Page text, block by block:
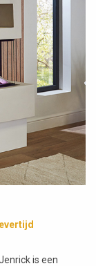
is een